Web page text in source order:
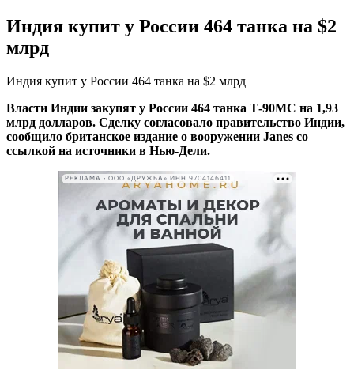
Индия купит у России 464 танка на $2
млрд
Индия купит у России 464 танка на $2 млрд
Власти Индии закупят у России 464 танка Т-90МС на 1,93
млрд долларов. Сделку согласовало правительство Индии,
сообщило британское издание о вооружении Janes со
ссылкой на источники в Нью-Дели.
РЕКЛАМА • ООО «ДРУЖБА» ИНН 9704146411